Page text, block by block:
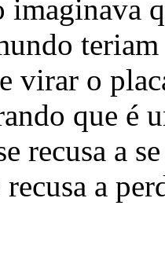
imaginava
virar o
que é
recusa a
a